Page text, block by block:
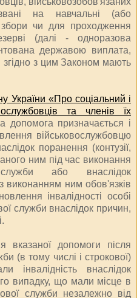
на навчальні (або
збори чи для проходження
(далі - одноразова
державою виплата,
згідно з цим Законом мають
України «Про соціальний і
та членів їх
допомога призначається і
військовослужбовцю
поранення (контузії,
ним під час виконання
служби або внаслідок
виконанням ним обов'язків
інвалідності особі
служби внаслідок причин,
допомоги після
(в тому числі і строкової)
інвалідність внаслідок
випадку, що мали місце в
служби незалежно від